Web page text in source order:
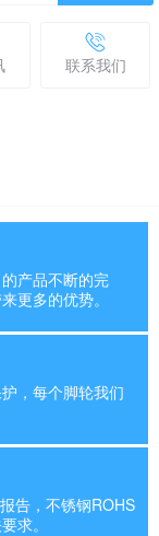
联系我们
产品不断的完
更多的优势。
，每个脚轮我们
告，不锈钢ROHS
求。